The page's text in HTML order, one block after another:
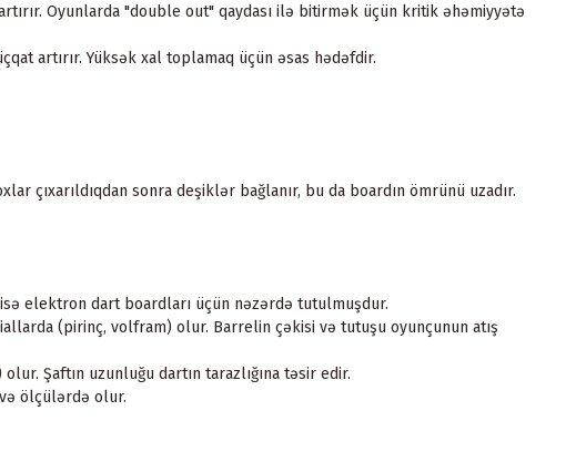
Oyunlarda "double out" qaydası ilə bitirmək üçün kritik əhəmiyyətə
artırır. Yüksək xal toplamaq üçün əsas hədəfdir.
çıxarıldıqdan sonra deşiklər bağlanır, bu da boardın ömrünü uzadır.
elektron dart boardları üçün nəzərdə tutulmuşdur.
(pirinç, volfram) olur. Barrelin çəkisi və tutuşu oyunçunun atış
Şaftın uzunluğu dartın tarazlığına təsir edir.
ölçülərdə olur.